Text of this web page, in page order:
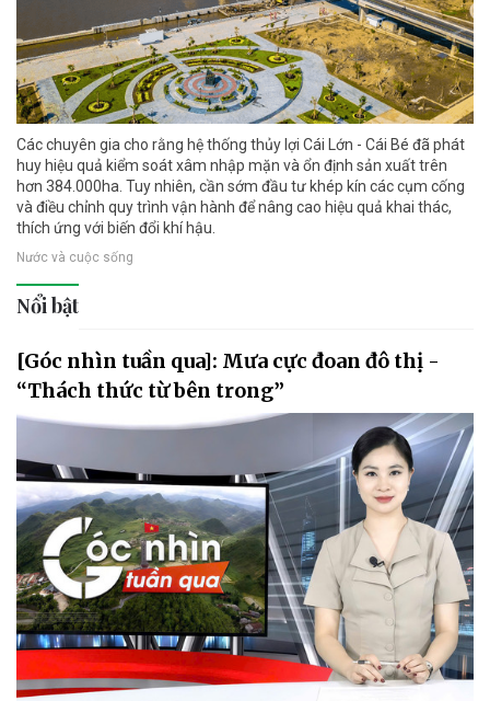
Các chuyên gia cho rằng hệ thống thủy lợi Cái Lớn - Cái Bé đã phát
huy hiệu quả kiểm soát xâm nhập mặn và ổn định sản xuất trên
hơn 384.000ha. Tuy nhiên, cần sớm đầu tư khép kín các cụm cống
và điều chỉnh quy trình vận hành để nâng cao hiệu quả khai thác,
thích ứng với biến đổi khí hậu.
Nước và cuộc sống
Nổi bật
[Góc nhìn tuần qua]: Mưa cực đoan đô thị -
“Thách thức từ bên trong”